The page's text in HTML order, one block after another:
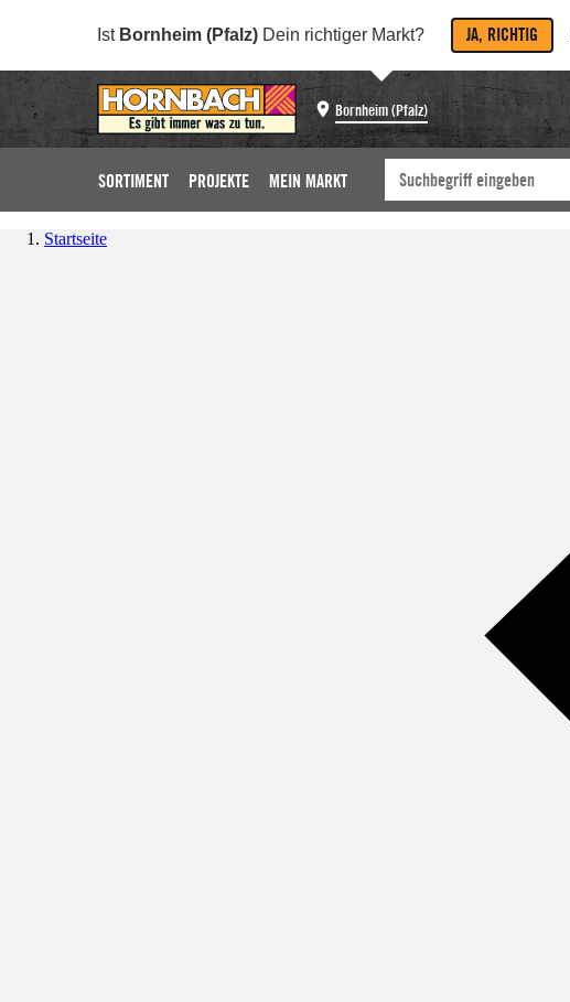
Ist Bornheim (Pfalz) Dein richtiger Markt? JA, RICHTIG
Bornheim (Pfalz)
SORTIMENT PROJEKTE MEIN MARKT
Startseite